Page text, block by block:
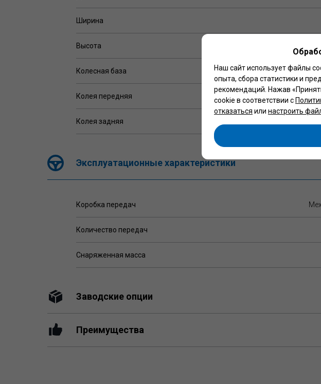
Ширина
Высота
Колесная база
Колея передняя
Колея задняя
Эксплуатационные характеристики
Коробка передач
Количество передач
Снаряженная масса
Заводские опции
Преимущества
Наш сайт использует файлы
опыта, сбора статистики и
рекомендаций. Нажав
cookie в соответствии с
отказаться или настроить